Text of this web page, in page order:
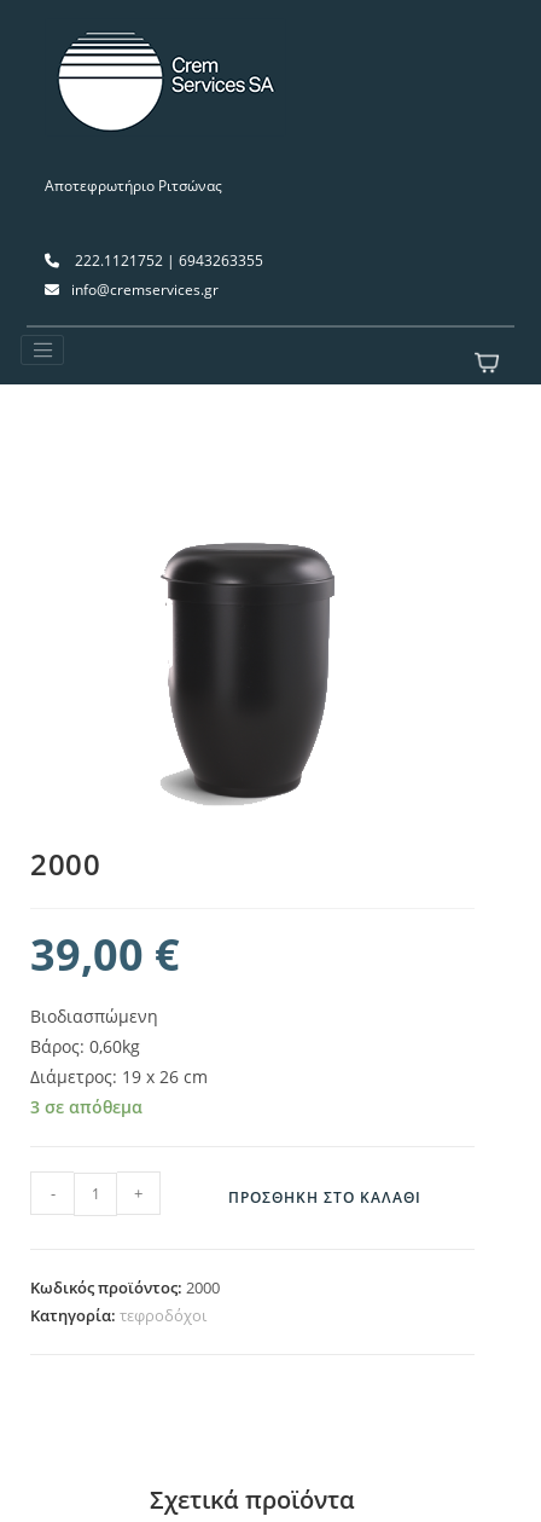
Αποτεφρωτήριο Ριτσώνας
222.1121752 | 6943263355
info@cremservices.gr
2000
39,00 €
Βιοδιασπώμενη
Βάρος: 0,60kg
Διάμετρος: 19 x 26 cm
3 σε απόθεμα
2000 ποσότητα
- + ΠΡΟΣΘΉΚΗ ΣΤΟ ΚΑΛΆΘΙ
Κωδικός προϊόντος: 2000
Κατηγορία: τεφροδόχοι
Σχετικά προϊόντα